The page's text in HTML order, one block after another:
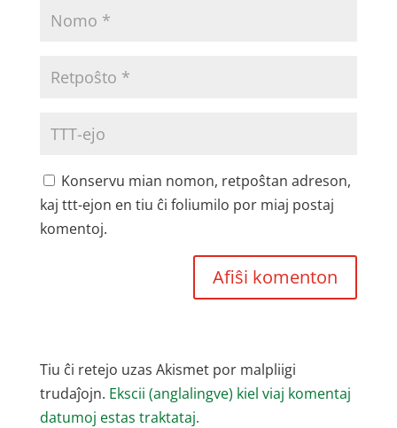
Konservu mian nomon, retpoŝtan adreson,
kaj ttt-ejon en tiu ĉi foliumilo por miaj postaj
komentoj.
Tiu ĉi retejo uzas Akismet por malpliigi
trudaĵojn. Ekscii (anglalingve) kiel viaj komentaj
datumoj estas traktataj.